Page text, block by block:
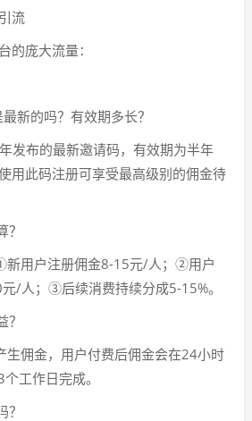
流
的庞大流量：
新的吗？有效期多长？
发布的最新邀请码，有效期为半年
用此码注册可享受最高级别的佣金待
新用户注册佣金8-15元/人；②用户
/人；③后续消费持续分成5-15%。
生佣金，用户付费后佣金会在24小时
工作日完成。